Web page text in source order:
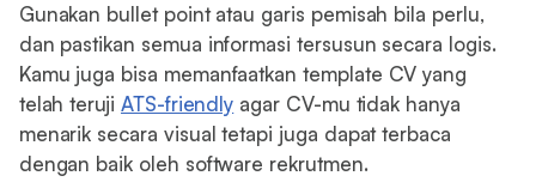
Gunakan bullet point atau garis pemisah bila perlu,
dan pastikan semua informasi tersusun secara logis.
Kamu juga bisa memanfaatkan template CV yang
telah teruji ATS-friendly agar CV-mu tidak hanya
menarik secara visual tetapi juga dapat terbaca
dengan baik oleh software rekrutmen.